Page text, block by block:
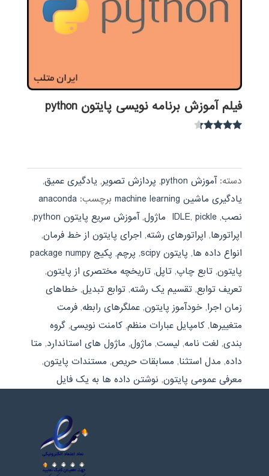
فیلم آموزش برنامه نویسی پایتون python
دسته:آموزش python , پردازش تصویر, یادگیری عمیق,
یادگیری ماشین machine learning
برچسب: anaconda
نصب,
IDLE,pickle ماژول ,آموزش سریع پایتون python
,
اپراتورها, اپراتورهای رشته, اجرای پایتون از خط فرمان,
انواع داده ها, پایتون scipy , پرچم,
پکیج package numpy
پایتون, تابع چاپ, تاپل, تاریخچه مختصری از پایتون,
تعریف توابع, تقسیم یک رشته, توابع تبدیل, خطاهای
زمان اجرا, خودآموز پایتون, عملگرهای رابطه, فرمت
متغییرها, کامپایل عبارات منظم, کامنت نویسی, گروه
بندی, لغت نامه, لیست, ماژول, ماژول های استاندارد, متا
داده, مدل استثنا, مسابقات حریص, مستندات پایتون,
معرفی عمومی پایتون, نوشتن داده ها به یک فایل